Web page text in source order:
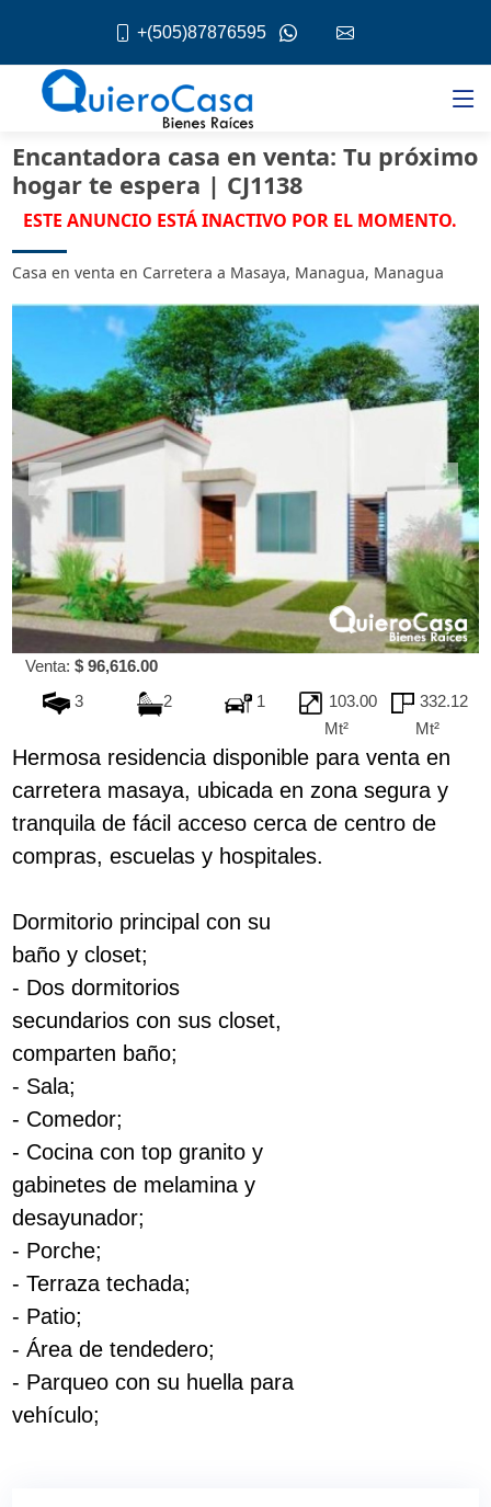
+(505)87876595
Encantadora casa en venta: Tu próximo
hogar te espera | CJ1138
ESTE ANUNCIO ESTÁ INACTIVO POR EL MOMENTO.
Casa en venta en Carretera a Masaya, Managua, Managua
Venta: $ 96,616.00
3
2 1
103.00
Mt²
332.12
Mt²
Hermosa residencia disponible para venta en
carretera masaya, ubicada en zona segura y
tranquila de fácil acceso cerca de centro de
compras, escuelas y hospitales.
Dormitorio principal con su
baño y closet;
- Dos dormitorios
secundarios con sus closet,
comparten baño;
- Sala;
- Comedor;
- Cocina con top granito y
gabinetes de melamina y
desayunador;
- Porche;
- Terraza techada;
- Patio;
- Área de tendedero;
- Parqueo con su huella para
vehículo;